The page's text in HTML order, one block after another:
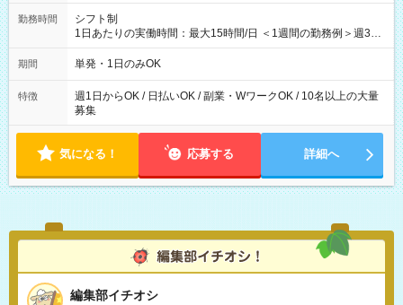
勤務時間
シフト制
1日あたりの実働時間：最大15時間/日 ＜1週間の勤務例＞週3回
勤務 勤務：月・水・金 休み：火・木・土・日 好きな時にお仕事
可能です！ ※1日あたりの最大実働時間は日勤、夜勤共に勤務し
期間 単発・1日のみOK
特徴
週1日からOK / 日払いOK / 副業・WワークOK / 10名以上の大量
募集
気になる！ 応募する 詳細へ
編集部イチオシ